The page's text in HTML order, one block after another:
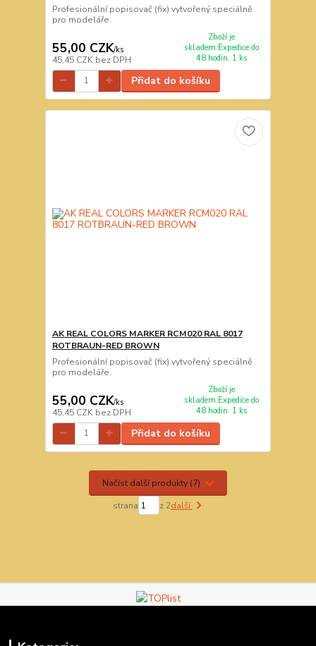
Profesionální popisovač (fix) vytvořený speciálně
pro modeláře.
55,00 CZK/ks
45,45 CZK bez DPH
Zboží je
skladem.Expedice do
48 hodin. 1 ks
Přidat do košíku
AK REAL COLORS MARKER RCM020 RAL 8017
ROTBRAUN-RED BROWN
Profesionální popisovač (fix) vytvořený speciálně
pro modeláře.
55,00 CZK/ks
45,45 CZK bez DPH
Zboží je
skladem.Expedice do
48 hodin. 1 ks
Přidat do košíku
Načíst další produkty (7)
strana z 2další